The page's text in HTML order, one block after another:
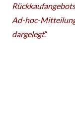
Ad-hoc-
dargelegt.“